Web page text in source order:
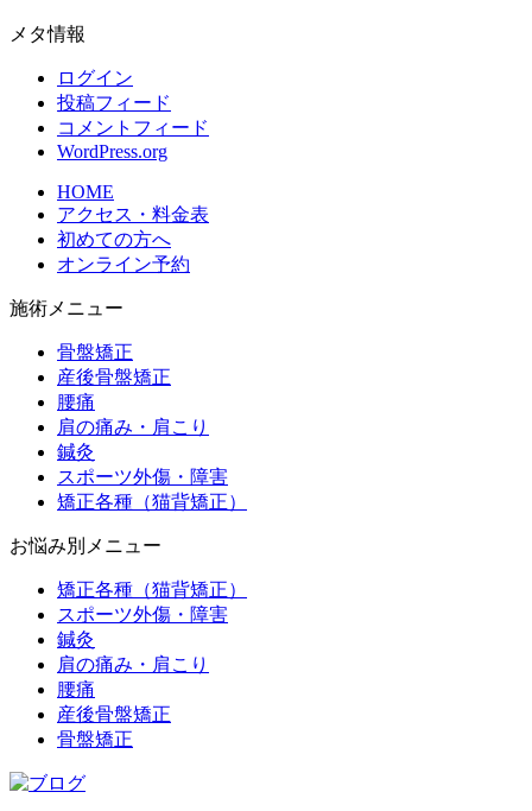
メタ情報
ログイン
投稿フィード
コメントフィード
WordPress.org
HOME
アクセス・料金表
初めての方へ
オンライン予約
施術メニュー
骨盤矯正
産後骨盤矯正
腰痛
肩の痛み・肩こり
鍼灸
スポーツ外傷・障害
矯正各種（猫背矯正）
お悩み別メニュー
矯正各種（猫背矯正）
スポーツ外傷・障害
鍼灸
肩の痛み・肩こり
腰痛
産後骨盤矯正
骨盤矯正